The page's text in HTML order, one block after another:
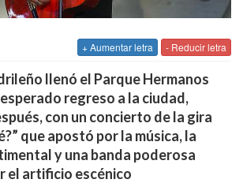
+ Aumentar letra - Reducir letra
llenó el Parque Hermanos
regreso a la ciudad,
con un concierto de la gira
que apostó por la música, la
y una banda poderosa
el artificio escénico